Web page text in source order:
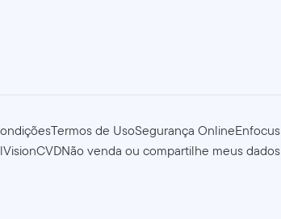
Termos de UsoSegurança OnlineEnfocus
CVDNão venda ou compartilhe meus dados